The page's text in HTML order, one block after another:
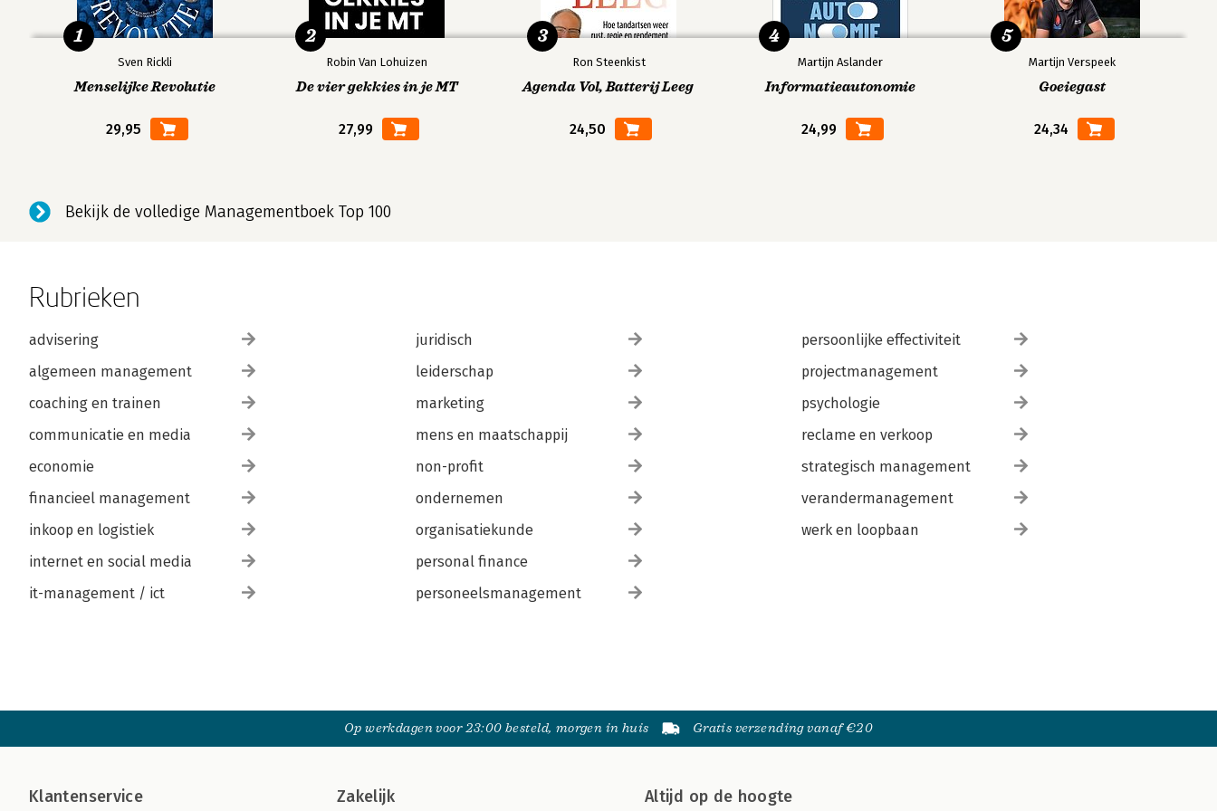
Sven Rickli
Menselijke Revolutie
29,95
1
Robin Van Lohuizen
De vier gekkies in je MT
27,99
2
Ron Steenkist
Agenda Vol, Batterij Leeg
24,50
3
Martijn Aslander
Informatieautonomie
24,99
4
Martijn Verspeek
Goeiegast
24,34
5
Bekijk de volledige Managementboek Top 100
Rubrieken
advisering
algemeen management
coaching en trainen
communicatie en media
economie
financieel management
inkoop en logistiek
internet en social media
it-management / ict
juridisch
leiderschap
marketing
mens en maatschappij
non-profit
ondernemen
organisatiekunde
personal finance
personeelsmanagement
persoonlijke effectiviteit
projectmanagement
psychologie
reclame en verkoop
strategisch management
verandermanagement
werk en loopbaan
Op werkdagen voor 23:00 besteld, morgen in huis Gratis verzending vanaf €20
Klantenservice Zakelijk Altijd op de hoogte